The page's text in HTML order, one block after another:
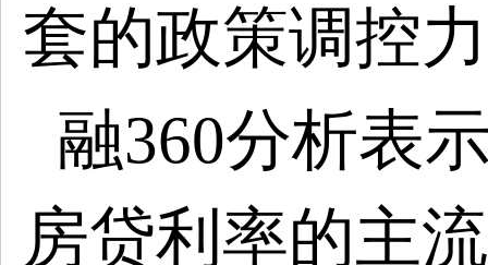
套的政策调控
融360分析表
房贷利率的主